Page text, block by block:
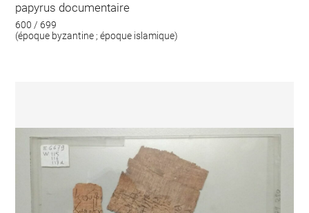
papyrus documentaire
600 / 699
(époque byzantine ; époque islamique)